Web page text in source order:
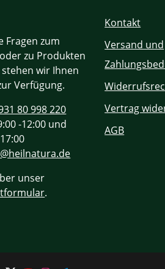
Fragen zum
zu Produkten
wir Ihnen
Verfügung.
80 998 220
-12:00 und
unser
.
Kontakt
Versand und
Vertrag
AGB